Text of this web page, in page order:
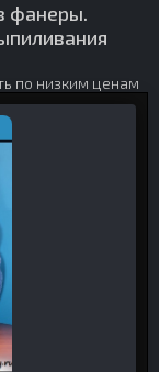
фанеры.
по низким ценам